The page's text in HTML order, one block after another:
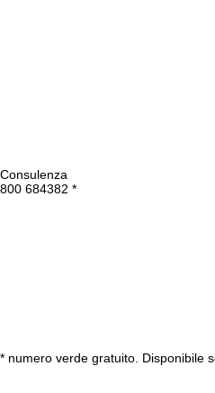
Consulenza
800 684382 *
* numero verde gratuito. Disponibile